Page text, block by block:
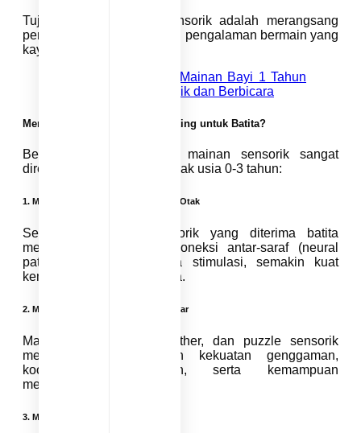
Tujuan utama mainan sensorik adalah merangsang
perkembangan otak melalui pengalaman bermain yang
kaya dan variatif.
4 Jenis Mainan Bayi 1 Tahun
Untuk Stimulasi Motorik dan Berbicara
Mengapa Mainan Sensorik Penting untuk Batita?
Berikut alasan mengapa mainan sensorik sangat
direkomendasikan untuk anak usia 0-3 tahun:
1. Mengembangkan Koneksi Saraf di Otak
Setiap rangsangan sensorik yang diterima batita
membantu membangun koneksi antar-saraf (neural
pathways). Semakin kaya stimulasi, semakin kuat
kemampuan belajar mereka.
2. Meningkatkan Motorik Halus & Kasar
Mainan seperti rattle, teether, dan puzzle sensorik
membantu anak melatih kekuatan genggaman,
koordinasi mata–tangan, serta kemampuan
memindahkan benda.
3. Melatih Bahasa dan Komunikasi